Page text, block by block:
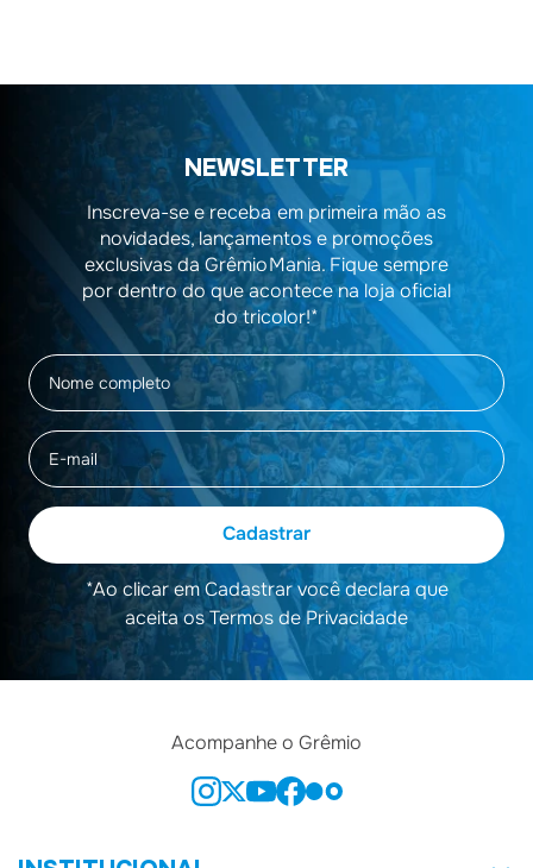
NEWSLETTER
Inscreva-se e receba em primeira mão as
novidades, lançamentos e promoções
exclusivas da GrêmioMania. Fique sempre
por dentro do que acontece na loja oficial
do tricolor!*
Cadastrar
*Ao clicar em Cadastrar você declara que
aceita os Termos de Privacidade
Acompanhe o Grêmio